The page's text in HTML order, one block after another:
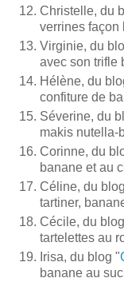
Christelle, du
verrines façon
Virginie, du
avec son trifle
Hélène, du
confiture de
Séverine, du
makis nutella-
Corinne, du
banane et au
Céline, du
tartiner,
Cécile, du
tartelettes au
Irisa, du blog "
banane au